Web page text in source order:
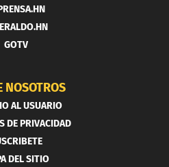
GOTV
NOSOTROS
AL USUARIO
DE PRIVACIDAD
DEL SITIO